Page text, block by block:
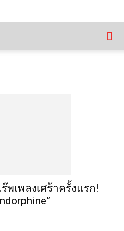
พเพลงเศร้าครั้งแรก!